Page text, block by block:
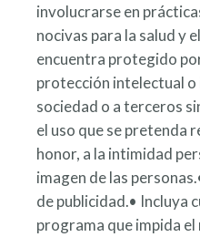
involucrarse en
nocivas para la salud y
encuentra protegido
protección intelectual
sociedad o a terceros
el uso que se pretenda
honor, a la intimidad
imagen de las
de publicidad.• Incluya
programa que impida